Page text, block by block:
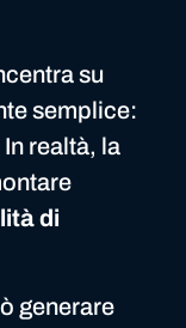
su
semplice:
realtà, la
di
generare